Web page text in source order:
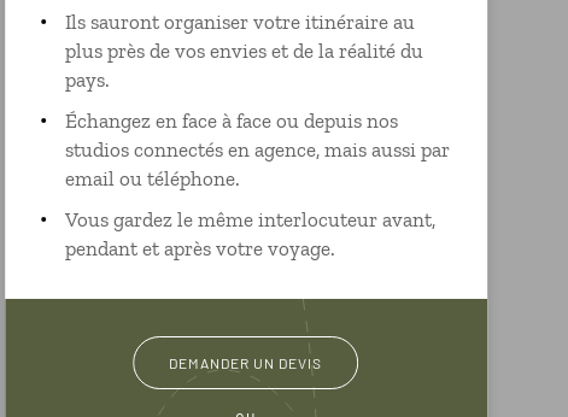
Ils sauront organiser votre itinéraire au
plus près de vos envies et de la réalité du
pays.
Échangez en face à face ou depuis nos
studios connectés en agence, mais aussi par
email ou téléphone.
Vous gardez le même interlocuteur avant,
pendant et après votre voyage.
DEMANDER UN DEVIS